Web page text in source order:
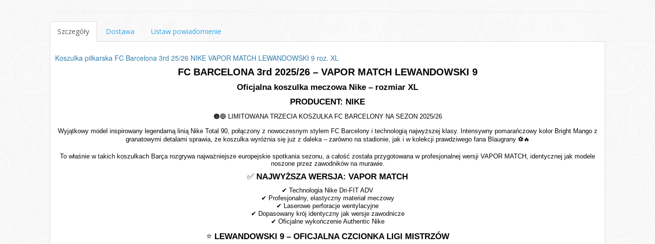
Szczegóły Dostawa Ustaw powiadomienie
Koszulka piłkarska FC Barcelona 3rd 25/26 NIKE VAPOR MATCH LEWANDOWSKI 9 roz. XL
FC BARCELONA 3rd 2025/26 – VAPOR MATCH LEWANDOWSKI 9
Oficjalna koszulka meczowa Nike – rozmiar XL
PRODUCENT: NIKE
🟠🔵LIMITOWANA TRZECIA KOSZULKA FC BARCELONY NA SEZON 2025/26
Wyjątkowy model inspirowany legendarną linią Nike Total 90, połączony z nowoczesnym stylem FC Barcelony i technologią najwyższej klasy. Intensywny pomarańczowy kolor Bright Mango z
granatowymi detalami sprawia, że koszulka wyróżnia się już z daleka – zarówno na stadionie, jak i w kolekcji prawdziwego fana Blaugrany ⚽🔥
To właśnie w takich koszulkach Barça rozgrywa najważniejsze europejskie spotkania sezonu, a całość została przygotowana w profesjonalnej wersji VAPOR MATCH, identycznej jak modele
noszone przez zawodników na murawie.
✅ NAJWYŻSZA WERSJA: VAPOR MATCH
✔ Technologia Nike Dri-FIT ADV
✔ Profesjonalny, elastyczny materiał meczowy
✔ Laserowe perforacje wentylacyjne
✔ Dopasowany krój identyczny jak wersje zawodnicze
✔ Oficjalne wykończenie Authentic Nike
⭐ LEWANDOWSKI 9 – OFICJALNA CZCIONKA LIGI MISTRZÓW